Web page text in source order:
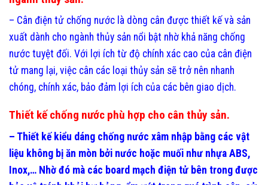
– Cân điện tử chống nước là dòng cân được thiết kế và sản
xuất dành cho ngành thủy sản nổi bật nhờ khả năng chống
nước tuyệt đối. Với lợi ích từ độ chính xác cao của cân điện
tử mang lại, việc cân các loại thủy sản sẽ trở nên nhanh
chóng, chính xác, bảo đảm lợi ích của các bên giao dịch.
Thiết kế chống nước phù hợp cho cân thủy sản.
– Thiết kế kiểu dáng chống nước xâm nhập bằng các vật
liệu không bị ăn mòn bởi nước hoặc muối như nhựa ABS,
Inox,… Nhờ đó mà các board mạch điện tử bên trong được